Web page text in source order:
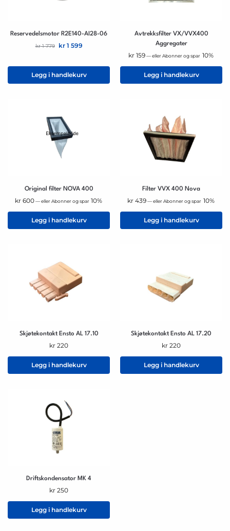
Reservedelsmotor R2E140-AI28-06
kr1 779 kr1 599
Legg i handlekurv
Avtrekksfilter VX/VVX400
Aggregater
kr 159 —eller Abonner og spar 10%
Legg i handlekurv
Original filter NOVA 400
kr600—eller Abonner og spar 10%
Legg i handlekurv
Filter VVX 400 Nova
kr 439 —eller Abonner og spar 10%
Legg i handlekurv
Skjøtekontakt Ensto AL 17.10
kr 220
Legg i handlekurv
Skjøtekontakt Ensto AL 17.20
kr 220
Legg i handlekurv
Driftskondensator MK 4
kr 250
Legg i handlekurv